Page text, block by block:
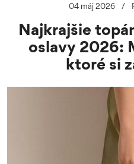
04 máj 2026 /
Najkrajšie
oslavy 2026:
ktoré si